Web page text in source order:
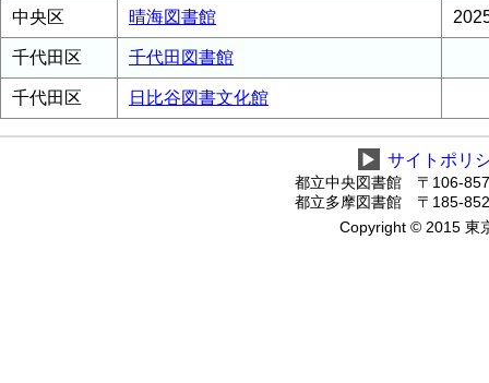
中央区 晴海図書館
千代田区 千代田図書館
千代田区 日比谷図書文化館
▶ サイトポリ
都立中央図書館 〒106-
都立多摩図書館 〒185-
Copyright © 2015 東